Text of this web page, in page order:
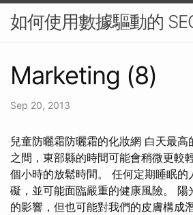
如何使用數據驅動的
Marketing (8)
Sep 20, 2013
兒童防曬霜防曬霜的化妝網 白天最
之間，東部縣的時間可能會稍微更較
個小時的放鬆時間。 任何定期睡眠的
礙，並可能面臨嚴重的健康風險。 陽
的影響，但也可能對我們的皮膚構成